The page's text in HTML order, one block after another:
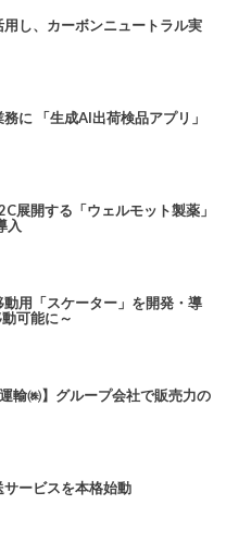
し、カーボンニュートラル実
に 「生成AI出荷検品アプリ」
展開する「ウェルモット製薬」
入
用「スケーター」を開発・導
可能に～
輸㈱】グループ会社で販売力の
ービスを本格始動